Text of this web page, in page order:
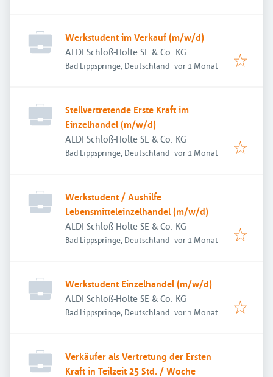
Werkstudent im Verkauf (m/w/d)
ALDI Schloß-Holte SE & Co. KG
Bad Lippspringe, Deutschland Veröffentlicht
vor 1 Monat
Stellvertretende Erste Kraft im
Einzelhandel (m/w/d)
ALDI Schloß-Holte SE & Co. KG
Bad Lippspringe, Deutschland Veröffentlicht
vor 1 Monat
Werkstudent / Aushilfe
Lebensmitteleinzelhandel (m/w/d)
ALDI Schloß-Holte SE & Co. KG
Bad Lippspringe, Deutschland Veröffentlicht
vor 1 Monat
Werkstudent Einzelhandel (m/w/d)
ALDI Schloß-Holte SE & Co. KG
Bad Lippspringe, Deutschland Veröffentlicht
vor 1 Monat
Verkäufer als Vertretung der Ersten
Kraft in Teilzeit 25 Std. / Woche